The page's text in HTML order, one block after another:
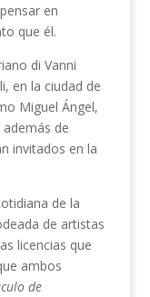
en
que él.
di Vanni
en la ciudad de
Miguel Ángel,
de
invitados en la
de la
de artistas
licencias que
ambos
de